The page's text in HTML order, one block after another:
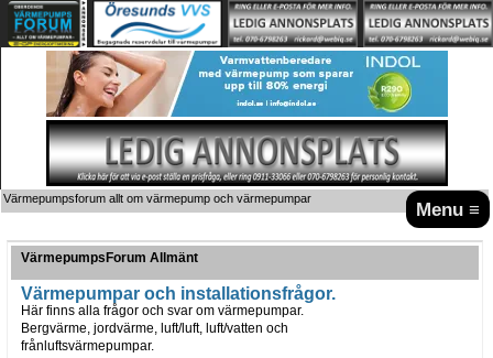
Menu ≡
Värmepumpsforum allt om värmepump och värmepumpar
VärmepumpsForum Allmänt
Värmepumpar och installationsfrågor.
Här finns alla frågor och svar om värmepumpar.
Bergvärme, jordvärme, luft/luft, luft/vatten och
frånluftsvärmepumpar.